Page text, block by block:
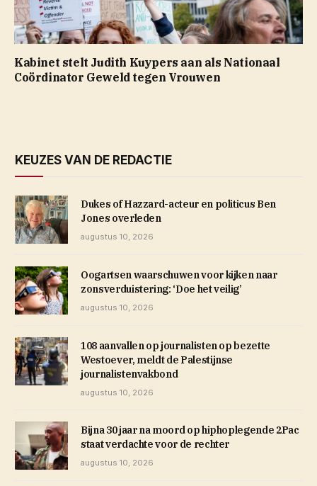
Kabinet stelt Judith Kuypers aan als Nationaal
Coördinator Geweld tegen Vrouwen
KEUZES VAN DE REDACTIE
Dukes of Hazzard-acteur en politicus Ben
Jones overleden
augustus 10, 2026
Oogartsen waarschuwen voor kijken naar
zonsverduistering: ‘Doe het veilig’
augustus 10, 2026
108 aanvallen op journalisten op bezette
Westoever, meldt de Palestijnse
journalistenvakbond
augustus 10, 2026
Bijna 30 jaar na moord op hiphoplegende 2Pac
staat verdachte voor de rechter
augustus 10, 2026